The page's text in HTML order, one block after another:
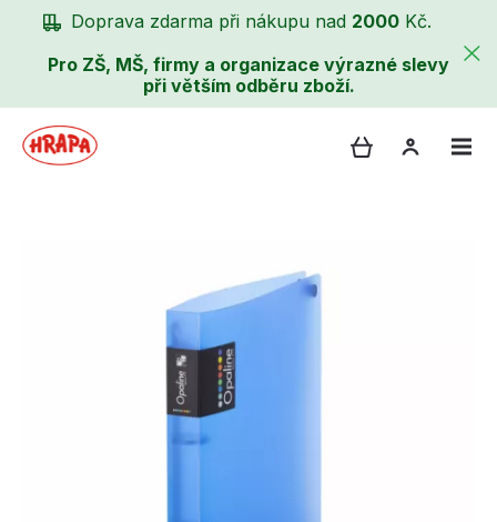
Doprava zdarma při nákupu nad 2000 Kč.
Pro ZŠ, MŠ, firmy a organizace výrazné slevy
při větším odběru zboží.